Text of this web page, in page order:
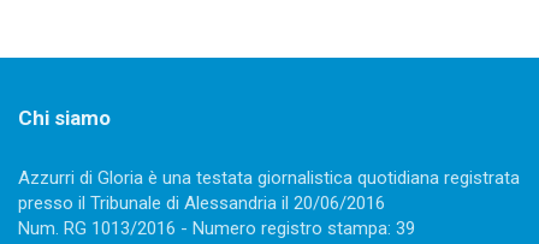
Chi siamo
Azzurri di Gloria è una testata giornalistica quotidiana registrata
presso il Tribunale di Alessandria il 20/06/2016
Num. RG 1013/2016 - Numero registro stampa: 39